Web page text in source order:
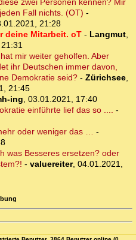
zwei Personen kennen? Mir
Fall nichts. (OT) -
21:28
deine Mitarbeit. oT- Langmut,
mir weiter geholfen. Aber
ihr Deutschen immer davon,
Demokratie seid? - Zürichsee,
21:45
ing, 03.01.2021, 17:40
einführte lief das so .... -
oder weniger das … -
was Besseres ersetzen? oder
- valuereiter, 04.01.2021,